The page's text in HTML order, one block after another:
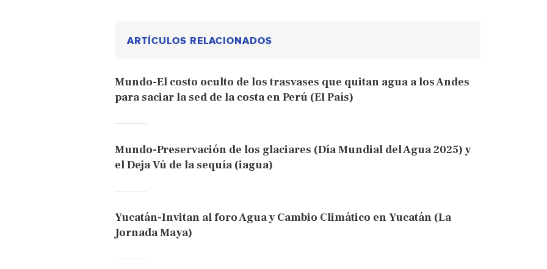
ARTÍCULOS RELACIONADOS
Mundo-El costo oculto de los trasvases que quitan agua a los Andes
para saciar la sed de la costa en Perú (El País)
Mundo-Preservación de los glaciares (Día Mundial del Agua 2025) y
el Deja Vú de la sequía (iagua)
Yucatán-Invitan al foro Agua y Cambio Climático en Yucatán (La
Jornada Maya)